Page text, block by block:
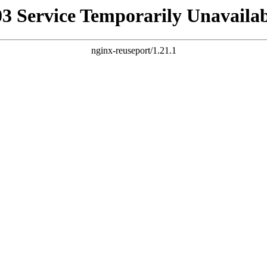
Service Temporarily
nginx-reuseport/1.21.1